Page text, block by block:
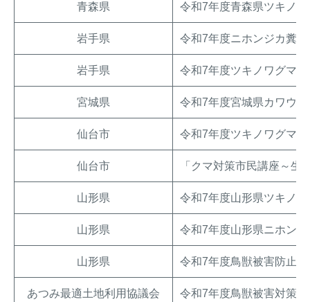
青森県 令和7年度青森県ツキノ
岩手県 令和7年度ニホンジカ糞
岩手県 令和7年度ツキノワグマ
宮城県 令和7年度宮城県カワウ
仙台市 令和7年度ツキノワグマ
仙台市 「クマ対策市民講座～生
山形県 令和7年度山形県ツキノ
山形県 令和7年度山形県ニホン
山形県 令和7年度鳥獣被害防止
あつみ最適土地利用協議会 令和7年度鳥獣被害対策業